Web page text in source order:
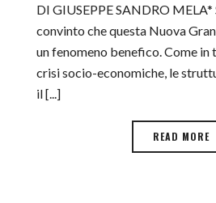
DI GIUSEPPE SANDRO MELA*
convinto che questa Nuova
un fenomeno benefico. Come
crisi socio-economiche, le
il [...]
READ MORE